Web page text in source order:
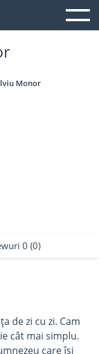
Monor
0 (0)
de zi cu zi. Cam
cât mai simplu.
care își